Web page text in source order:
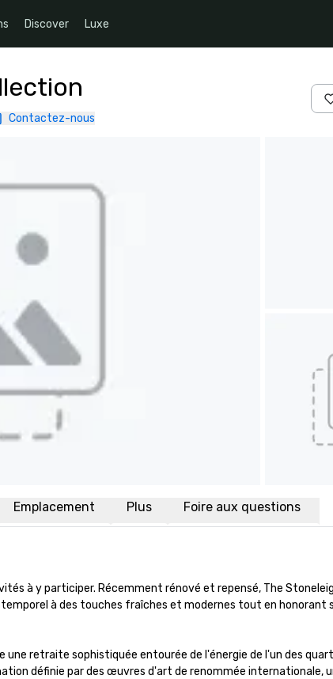
Discover Luxe
Contactez-nous
Emplacement Plus Foire aux questions
à y participer. Récemment rénové et repensé, The
à des touches fraîches et modernes tout en honorant
retraite sophistiquée entourée de l'énergie de l'un des
définie par des œuvres d'art de renommée internationale,